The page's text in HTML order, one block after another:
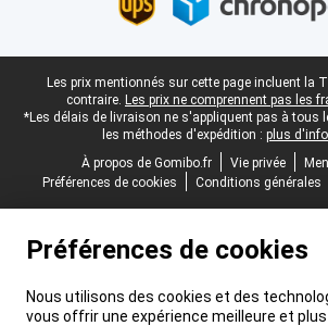
Pied-de-page légal
Les prix mentionnés sur cette page incluent la
contraire. Les prix ne comprennent pas les
*Les délais de livraison ne s'appliquent pas à tous
les méthodes d'expédition : plus
À propos de Gomibo.fr
Vie privée
Préférences de cookies
Conditions générales
Préférences de cookies
Nous utilisons des cookies et des
vous offrir une expérience meilleure et